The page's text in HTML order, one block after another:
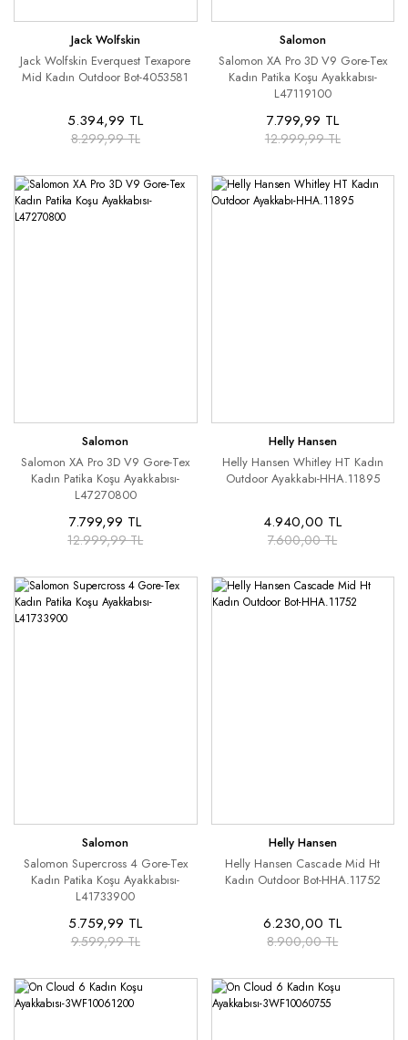
Jack Wolfskin
Jack Wolfskin Everquest Texapore
Mid Kadın Outdoor Bot-4053581
5.394,99 TL
8.299,99 TL
Salomon
Salomon XA Pro 3D V9 Gore-Tex
Kadın Patika Koşu Ayakkabısı-
L47119100
7.799,99 TL
12.999,99 TL
Salomon
Salomon XA Pro 3D V9 Gore-Tex
Kadın Patika Koşu Ayakkabısı-
L47270800
7.799,99 TL
12.999,99 TL
Helly Hansen
Helly Hansen Whitley HT Kadın
Outdoor Ayakkabı-HHA.11895
4.940,00 TL
7.600,00 TL
Salomon
Salomon Supercross 4 Gore-Tex
Kadın Patika Koşu Ayakkabısı-
L41733900
5.759,99 TL
9.599,99 TL
Helly Hansen
Helly Hansen Cascade Mid Ht
Kadın Outdoor Bot-HHA.11752
6.230,00 TL
8.900,00 TL